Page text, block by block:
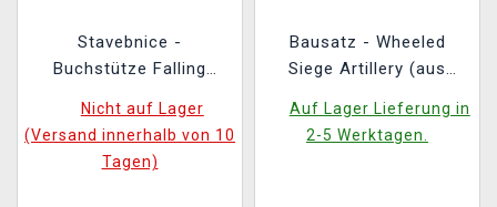
Stavebnice -
Buchstütze Falling
Nicht auf Lager
(Versand innerhalb von 10
Tagen)
Bausatz - Wheeled
Siege Artillery (aus
Auf Lager Lieferung in
2-5 Werktagen.